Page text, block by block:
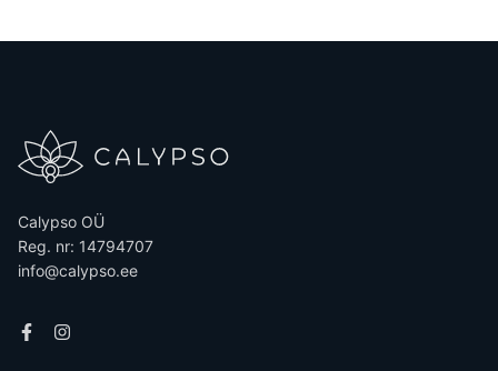
Calypso OÜ
Reg. nr: 14794707
info@calypso.ee